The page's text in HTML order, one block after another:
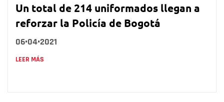
Un total de 214 uniformados llegan a
reforzar la Policía de Bogotá
06•04•2021
LEER MÁS